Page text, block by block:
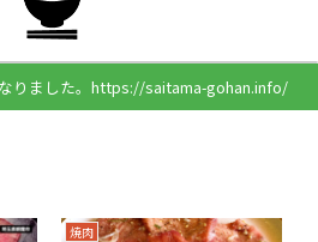
りました。https://saitama-gohan.info/
焼肉